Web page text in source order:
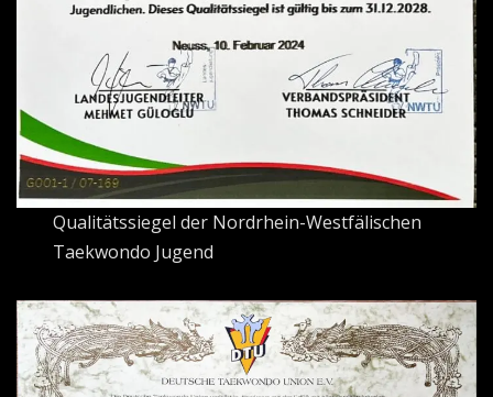
Qualitätssiegel der Nordrhein-Westfälischen
Taekwondo Jugend